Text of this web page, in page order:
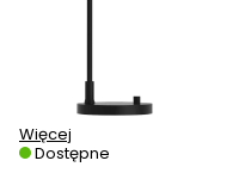
Więcej
Dostępne